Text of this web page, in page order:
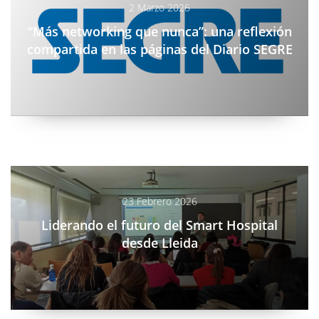
2 Marzo 2026
“Más networking que nunca”: una reflexión
compartida en las páginas del Diario SEGRE
23 Febrero 2026
Liderando el futuro del Smart Hospital
desde Lleida